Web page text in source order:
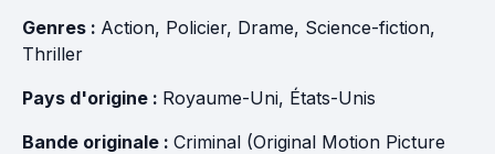
Genres : Action, Policier, Drame, Science-fiction,
Thriller
Pays d'origine : Royaume-Uni, États-Unis
Bande originale : Criminal (Original Motion Picture